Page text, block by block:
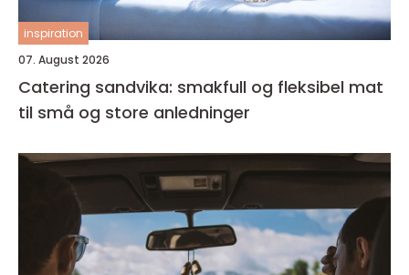
inspiration
07. August 2026
Catering sandvika: smakfull og fleksibel mat
til små og store anledninger